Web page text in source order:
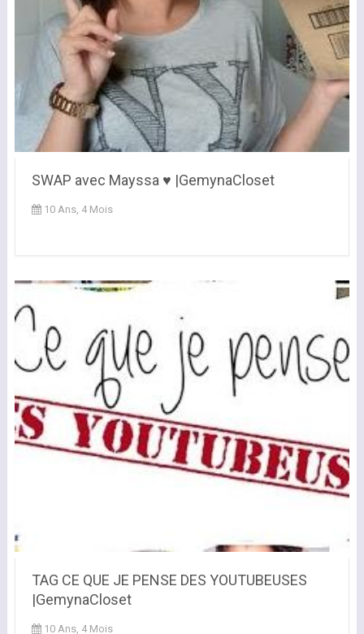
SWAP avec Mayssa ♥️ |GemynaCloset
10 Ans, 4 Mois
TAG CE QUE JE PENSE DES YOUTUBEUSES
|GemynaCloset
10 Ans, 4 Mois